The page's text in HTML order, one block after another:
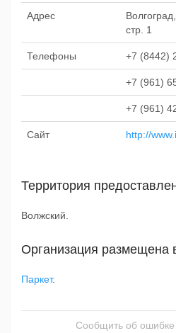
Адрес
стр. 1
Телефоны +7 (8442)
+7 (961)
+7 (961)
Сайт http://
Территория
Волжский.
Организация размещена
Паркет.
Сообщить об ошибке